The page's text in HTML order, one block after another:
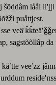
lååi iiʹjji
puåttjest.
saǥstõõllâp
veeʹzz